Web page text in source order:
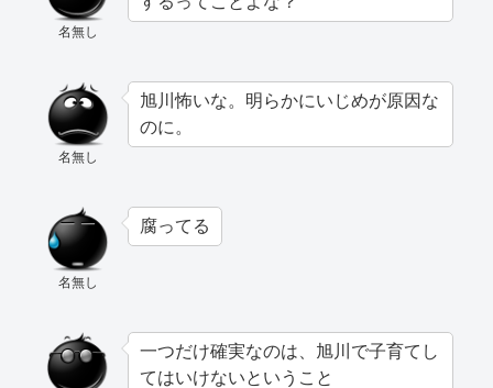
名無し
名無し
旭川怖いな。明らかにいじめが原因な
のに。
名無し
腐ってる
一つだけ確実なのは、旭川で子育てし
てはいけないということ